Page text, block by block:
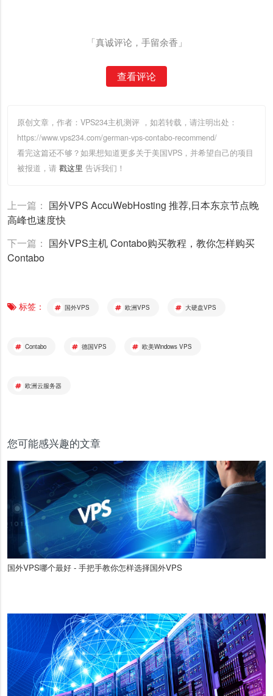
「真诚评论，手留余香」
查看评论
原创文章，作者：VPS234主机测评 ，如若转载，请注明出处：
https://www.vps234.com/german-vps-contabo-recommend/
看完这篇还不够？如果想知道更多关于美国VPS，并希望自己的项目
被报道，请 戳这里 告诉我们！
上一篇： 国外VPS AccuWebHosting 推荐,日本东京节点晚
高峰也速度快
下一篇： 国外VPS主机 Contabo购买教程，教你怎样购买
Contabo
标签： 国外VPS 欧洲VPS 大硬盘VPS
Contabo 德国VPS 欧美Windows VPS
欧洲云服务器
您可能感兴趣的文章
国外VPS哪个最好 - 手把手教你怎样选择国外VPS